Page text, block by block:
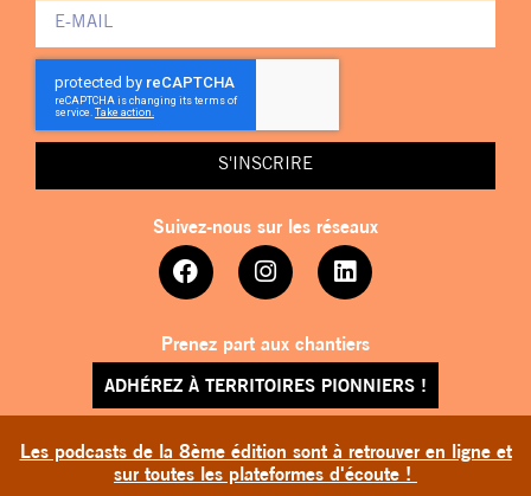
Les podcasts de la 8ème édition sont à retrouver en ligne et
sur toutes les plateformes d'écoute !
S'INSCRIRE
Suivez-nous sur les réseaux
Prenez part aux chantiers
ADHÉREZ À TERRITOIRES PIONNIERS !